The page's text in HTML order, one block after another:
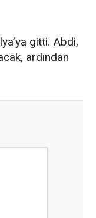
gitti. Abdi,
ardından